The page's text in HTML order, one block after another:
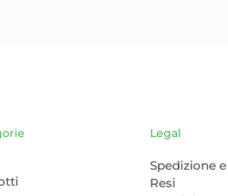
Legal
Spedizione
Resi